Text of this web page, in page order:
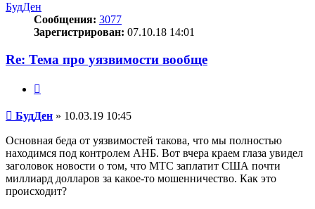
БудДен
Сообщения: 3077
Зарегистрирован: 07.10.18 14:01
Re: Тема про уязвимости вообще
Сообщение
БудДен » 10.03.19 10:45
Основная беда от уязвимостей такова, что мы полностью
находимся под контролем АНБ. Вот вчера краем глаза увидел
заголовок новости о том, что МТС заплатит США почти
миллиард долларов за какое-то мошенничество. Как это
происходит?